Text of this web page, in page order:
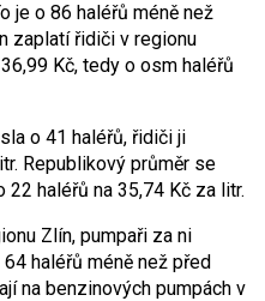
je o 86 haléřů méně než
zaplatí řidiči v regionu
Kč, tedy o osm haléřů
o 41 haléřů, řidiči ji
Republikový průměr se
22 haléřů na 35,74 Kč za litr.
Zlín, pumpaři za ni
haléřů méně než před
na benzinových pumpách v